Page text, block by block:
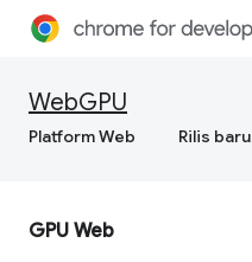
WebGPU
Platform Web Rilis baru
GPU Web